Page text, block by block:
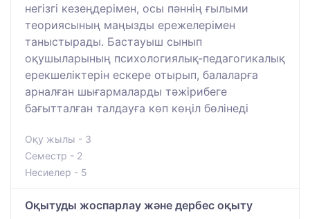
негізгі кезеңдерімен, осы пәннің ғылыми
теориясының маңызды ережелерімен
таныстырады. Бастауыш сынып
оқушыларының психологиялық-педагогикалық
ерекшеліктерін ескере отырып, балаларға
арналған шығармаларды тәжірибеге
бағытталған талдауға көп көңіл бөлінеді
Оқу жылы - 3
Семестр - 2
Несиелер - 5
Оқытуды жоспарлау және дербес оқыту